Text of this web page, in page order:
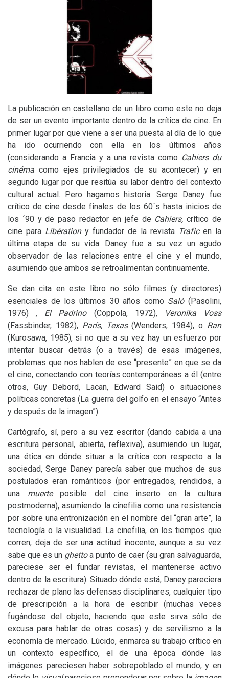
La publicación en castellano de un libro como este no deja
de ser un evento importante dentro de la crítica de cine. En
primer lugar por que viene a ser una puesta al día de lo que
ha ido ocurriendo con ella en los últimos años
(considerando a Francia y a una revista como Cahiers du
cinéma como ejes privilegiados de su acontecer) y en
segundo lugar por que resitúa su labor dentro del contexto
cultural actual. Pero hagamos historia. Serge Daney fue
crítico de cine desde finales de los 60´s hasta inicios de
los ´90 y de paso redactor en jefe de Cahiers,crítico de
cine para Libération y fundador de la revista Trafic en la
última etapa de su vida. Daney fue a su vez un agudo
observador de las relaciones entre el cine y el mundo,
asumiendo que ambos se retroalimentan continuamente.
Se dan cita en este libro no sólo filmes (y directores)
esenciales de los últimos 30 años como Saló (Pasolini,
1976) , El Padrino (Coppola, 1972),
Veronika Voss
(Fassbinder, 1982), París, Texas(Wenders, 1984), o Ran
(Kurosawa, 1985), si no que a su vez hay un esfuerzo por
intentar buscar detrás (o a través) de esas imágenes,
problemas que nos hablen de ese “presente” en que se da
el cine, conectando con teorías contemporáneas a él (entre
otros, Guy Debord, Lacan, Edward Said) o situaciones
políticas concretas (La guerra del golfo en el ensayo “Antes
y después de la imagen”).
Cartógrafo, sí, pero a su vez escritor (dando cabida a una
escritura personal, abierta, reflexiva), asumiendo un lugar,
una ética en dónde situar a la crítica con respecto a la
sociedad, Serge Daney parecía saber que muchos de sus
postulados eran románticos (por entregados, rendidos, a
una muerteposible del cine inserto en la cultura
postmoderna), asumiendo la cinefilia como una resistencia
por sobre una entronización en el nombre del “gran arte”, la
tecnología o la visualidad. La cinefilia, en los tiempos que
corren, deja de ser una actitud inocente, aunque a su vez
sabe que es un ghettoa punto de caer (su gran salvaguarda,
pareciese ser el fundar revistas, el mantenerse activo
dentro de la escritura). Situado dónde está, Daney pareciera
rechazar de plano las defensas disciplinares, cualquier tipo
de prescripción a la hora de escribir (muchas veces
fugándose del objeto, haciendo que este sirva sólo de
excusa para hablar de otras cosas) y de servilismo a la
economía de mercado. Lúcido, enmarca su trabajo crítico en
un contexto específico, el de una época dónde las
imágenes pareciesen haber sobrepoblado el mundo, y en